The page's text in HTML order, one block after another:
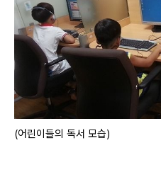
(어린이들의 독서 모습)